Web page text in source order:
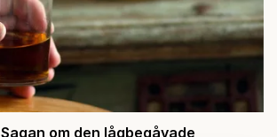
Sagan om den lågbegåvade